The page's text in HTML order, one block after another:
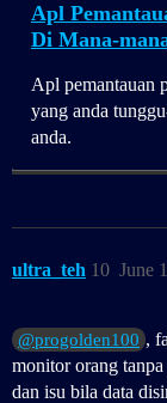
Apl
Di Mana-
Apl pemantauan
yang anda
anda.
ultra_teh June
10
@progolden100 ,
monitor orang tanpa
dan isu bila data